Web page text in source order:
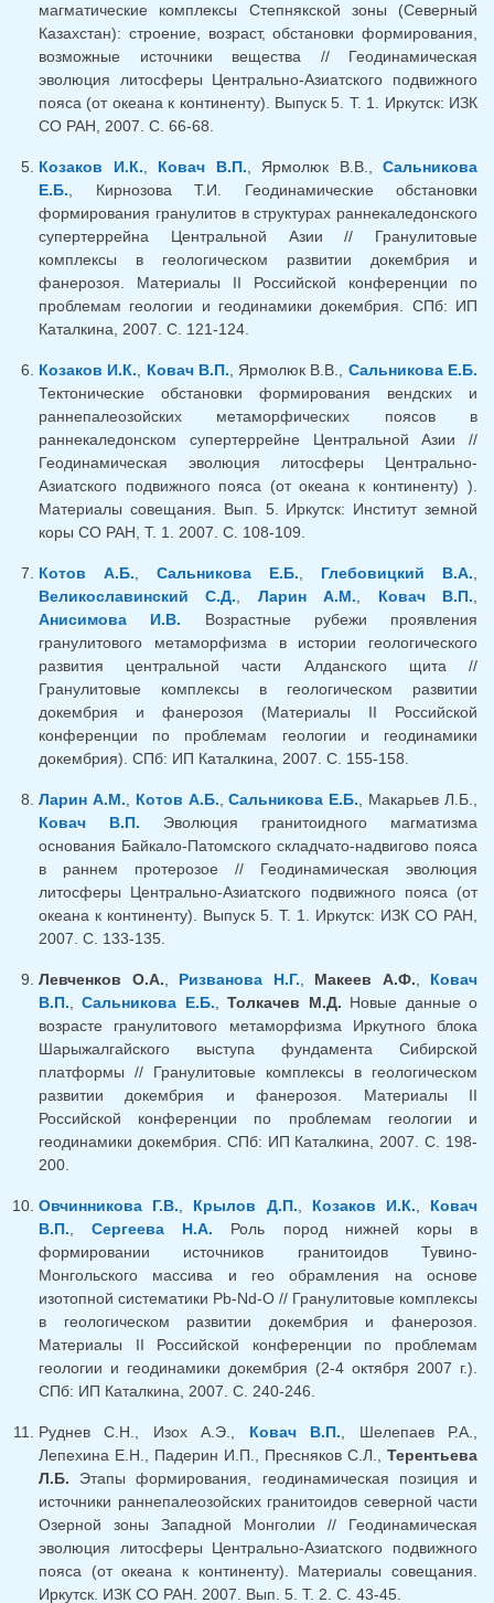
магматические комплексы Степнякской зоны (Северный
Казахстан): строение, возраст, обстановки формирования,
возможные источники вещества // Геодинамическая
эволюция литосферы Центрально-Азиатского подвижного
пояса (от океана к континенту). Выпуск 5. Т. 1. Иркутск: ИЗК
СО РАН, 2007. С. 66-68.
Козаков И.К. Ковач В.П. , Ярмолюк В.В., Сальникова
Е.Б. , Кирнозова Т.И. Геодинамические обстановки
формирования гранулитов в структурах раннекаледонского
супертеррейна Центральной Азии // Гранулитовые
комплексы в геологическом развитии докембрия и
фанерозоя. Материалы II Российской конференции по
проблемам геологии и геодинамики докембрия. СПб: ИП
Каталкина, 2007. С. 121-124.
Козаков И.К. Ковач В.П. , Ярмолюк В.В., Сальникова Е.Б.
Тектонические обстановки формирования вендских и
раннепалеозойских метаморфических поясов в
раннекаледонском супертеррейне Центральной Азии //
Геодинамическая эволюция литосферы Центрально-
Азиатского подвижного пояса (от океана к континенту) ).
Материалы совещания. Вып. 5. Иркутск: Институт земной
коры СО РАН, Т. 1. 2007. С. 108-109.
Котов А.Б. Сальникова Е.Б. Глебовицкий В.А.
Великославинский С.Д.
Ларин А.М. Ковач В.П.
Анисимова И.В. Возрастные рубежи проявления
гранулитового метаморфизма в истории геологического
развития центральной части Алданского щита //
Гранулитовые комплексы в геологическом развитии
докембрия и фанерозоя (Материалы II Российской
конференции по проблемам геологии и геодинамики
докембрия). СПб: ИП Каталкина, 2007. С. 155-158.
Ларин А.М. Котов А.Б. ,Сальникова Е.Б. , Макарьев Л.Б.,
Ковач В.П. Эволюция гранитоидного магматизма
основания Байкало-Патомского складчато-надвигово пояса
в раннем протерозое // Геодинамическая эволюция
литосферы Центрально-Азиатского подвижного пояса (от
океана к континенту). Выпуск 5. Т. 1. Иркутск: ИЗК СО РАН,
2007. С. 133-135.
Левченков О.А. Ризванова Н.Г. Макеев А.Ф.
Ковач
В.П. ,Сальникова Е.Б. ,Толкачев М.Д. Новые данные о
возрасте гранулитового метаморфизма Иркутного блока
Шарыжалгайского выступа фундамента Сибирской
платформы // Гранулитовые комплексы в геологическом
развитии докембрия и фанерозоя. Материалы II
Российской конференции по проблемам геологии и
геодинамики докембрия. СПб: ИП Каталкина, 2007. С. 198-
200.
Овчинникова Г.В. Крылов Д.П. Козаков И.К.
Ковач
В.П. ,Сергеева Н.А. Роль пород нижней коры в
формировании источников гранитоидов Тувино-
Монгольского массива и гео обрамления на основе
изотопной систематики Pb-Nd-O // Гранулитовые комплексы
в геологическом развитии докембрия и фанерозоя.
Материалы II Российской конференции по проблемам
геологии и геодинамики докембрия (2-4 октября 2007 г.).
СПб: ИП Каталкина, 2007. С. 240-246.
Руднев С.Н., Изох А.Э., Ковач В.П. , Шелепаев Р.А.,
Лепехина Е.Н., Падерин И.П., Пресняков С.Л., Терентьева
Л.Б. Этапы формирования, геодинамическая позиция и
источники раннепалеозойских гранитоидов северной части
Озерной зоны Западной Монголии // Геодинамическая
эволюция литосферы Центрально-Азиатского подвижного
пояса (от океана к континенту). Материалы совещания.
Иркутск. ИЗК СО РАН. 2007. Вып. 5. Т. 2. С. 43-45.